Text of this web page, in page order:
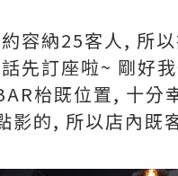
容納25客人, 所
先訂座啦~ 剛好
枱既位置, 十分
影的, 所以店內既